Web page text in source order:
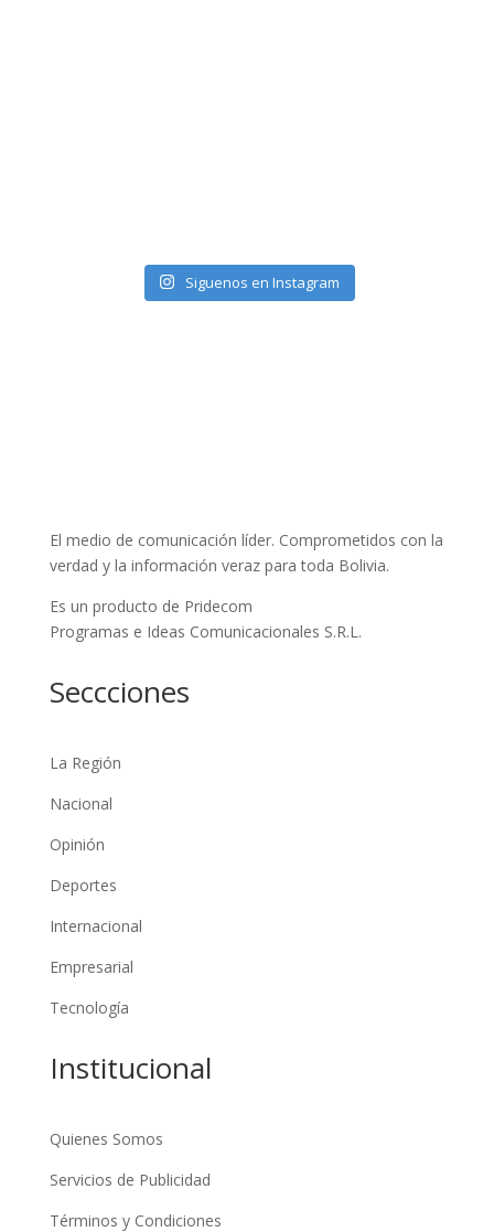
Siguenos en Instagram
El medio de comunicación líder. Comprometidos con la
verdad y la información veraz para toda Bolivia.
Es un producto de Pridecom
Programas e Ideas Comunicacionales S.R.L.
Seccciones
La Región
Nacional
Opinión
Deportes
Internacional
Empresarial
Tecnología
Institucional
Quienes Somos
Servicios de Publicidad
Términos y Condiciones